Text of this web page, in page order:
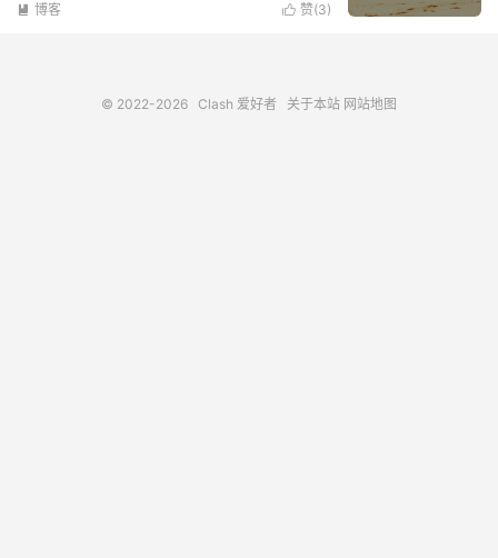
 赞(3)
 博客
© 2022-2026 Clash 爱好者 关于本站 网站地图